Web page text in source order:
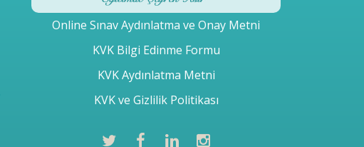
Online Sınav Aydınlatma ve Onay Metni
KVK Bilgi Edinme Formu
KVK Aydınlatma Metni
KVK ve Gizlilik Politikası